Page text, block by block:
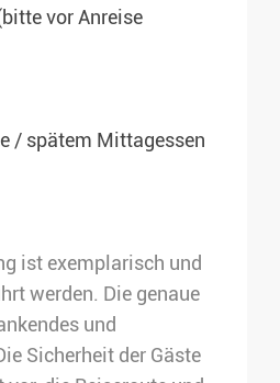
vor Anreise
/ spätem Mittagessen
ist exemplarisch und
werden. Die genaue
und
Sicherheit der Gäste